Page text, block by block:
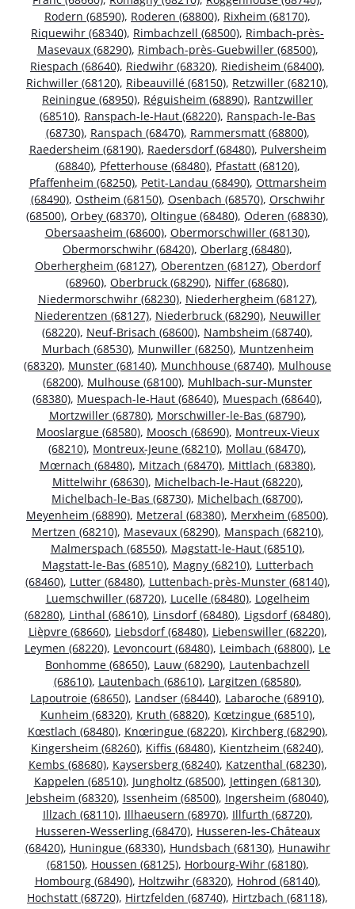
Rodern (68590), Roderen (68800), Rixheim (68170),
Riquewihr (68340), Rimbachzell (68500), Rimbach-près-
Masevaux (68290), Rimbach-près-Guebwiller (68500),
Riespach (68640), Riedwihr (68320), Riedisheim (68400),
Richwiller (68120), Ribeauvillé (68150), Retzwiller (68210),
Reiningue (68950), Réguisheim (68890), Rantzwiller
(68510), Ranspach-le-Haut (68220), Ranspach-le-Bas
(68730), Ranspach (68470), Rammersmatt (68800),
Raedersheim (68190), Raedersdorf (68480), Pulversheim
(68840), Pfetterhouse (68480), Pfastatt (68120),
Pfaffenheim (68250), Petit-Landau (68490), Ottmarsheim
(68490), Ostheim (68150), Osenbach (68570), Orschwihr
(68500), Orbey (68370), Oltingue (68480), Oderen (68830),
Obersaasheim (68600), Obermorschwiller (68130),
Obermorschwihr (68420), Oberlarg (68480),
Oberhergheim (68127), Oberentzen (68127), Oberdorf
(68960), Oberbruck (68290), Niffer (68680),
Niedermorschwihr (68230), Niederhergheim (68127),
Niederentzen (68127), Niederbruck (68290), Neuwiller
(68220), Neuf-Brisach (68600), Nambsheim (68740),
Murbach (68530), Munwiller (68250), Muntzenheim
(68320), Munster (68140), Munchhouse (68740), Mulhouse
(68200), Mulhouse (68100), Muhlbach-sur-Munster
(68380), Muespach-le-Haut (68640), Muespach (68640),
Mortzwiller (68780), Morschwiller-le-Bas (68790),
Mooslargue (68580), Moosch (68690), Montreux-Vieux
(68210), Montreux-Jeune (68210), Mollau (68470),
Mœrnach (68480), Mitzach (68470), Mittlach (68380),
Mittelwihr (68630), Michelbach-le-Haut (68220),
Michelbach-le-Bas (68730), Michelbach (68700),
Meyenheim (68890), Metzeral (68380), Merxheim (68500),
Mertzen (68210), Masevaux (68290), Manspach (68210),
Malmerspach (68550), Magstatt-le-Haut (68510),
Magstatt-le-Bas (68510), Magny (68210), Lutterbach
(68460), Lutter (68480), Luttenbach-près-Munster (68140),
Luemschwiller (68720), Lucelle (68480), Logelheim
(68280), Linthal (68610), Linsdorf (68480), Ligsdorf (68480),
Lièpvre (68660), Liebsdorf (68480), Liebenswiller (68220),
Leymen (68220), Levoncourt (68480), Leimbach (68800), Le
Bonhomme (68650), Lauw (68290), Lautenbachzell
(68610), Lautenbach (68610), Largitzen (68580),
Lapoutroie (68650), Landser (68440), Labaroche (68910),
Kunheim (68320), Kruth (68820), Kœtzingue (68510),
Kœstlach (68480), Knœringue (68220), Kirchberg (68290),
Kingersheim (68260), Kiffis (68480), Kientzheim (68240),
Kembs (68680), Kaysersberg (68240), Katzenthal (68230),
Kappelen (68510), Jungholtz (68500), Jettingen (68130),
Jebsheim (68320), Issenheim (68500), Ingersheim (68040),
Illzach (68110), Illhaeusern (68970), Illfurth (68720),
Husseren-Wesserling (68470), Husseren-les-Châteaux
(68420), Huningue (68330), Hundsbach (68130), Hunawihr
(68150), Houssen (68125), Horbourg-Wihr (68180),
Hombourg (68490), Holtzwihr (68320), Hohrod (68140),
Hochstatt (68720), Hirtzfelden (68740), Hirtzbach (68118),